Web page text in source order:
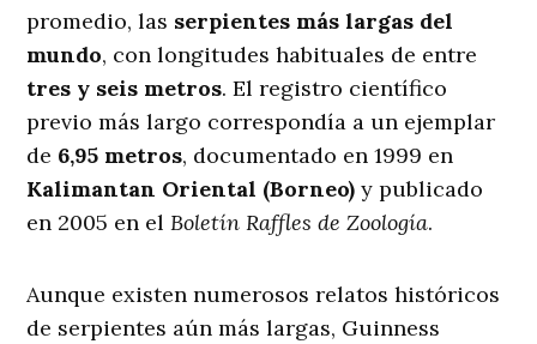
promedio, las serpientes más largas del
mundo, con longitudes habituales de entre
tres y seis metros. El registro científico
previo más largo correspondía a un ejemplar
de 6,95 metros, documentado en 1999 en
Kalimantan Oriental (Borneo) y publicado
en 2005 en elBoletín Raffles de Zoología.
Aunque existen numerosos relatos históricos
de serpientes aún más largas, Guinness